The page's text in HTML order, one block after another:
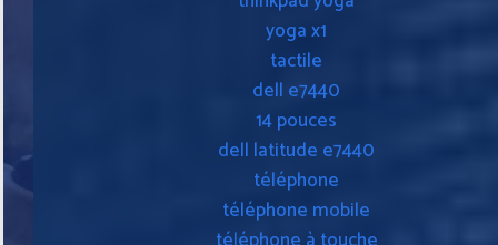
yoga x1
tactile
dell e7440
14 pouces
dell latitude e7440
téléphone
téléphone mobile